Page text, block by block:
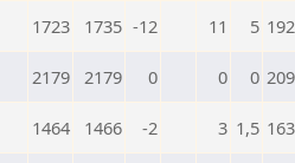
1723 1735 -12 11 5
2179 2179 0 0 0
1464 1466 -2 3 1,5